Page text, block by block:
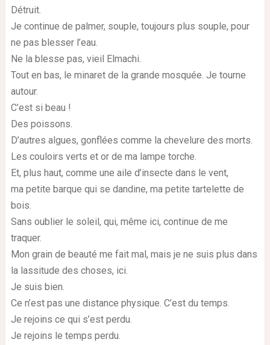
Détruit.
Je continue de palmer, souple, toujours plus souple, pour
ne pas blesser l’eau.
Ne la blesse pas, vieil Elmachi.
Tout en bas, le minaret de la grande mosquée. Je tourne
autour.
C’est si beau !
Des poissons.
D’autres algues, gonflées comme la chevelure des morts.
Les couloirs verts et or de ma lampe torche.
Et, plus haut, comme une aile d’insecte dans le vent,
ma petite barque qui se dandine, ma petite tartelette de
bois.
Sans oublier le soleil, qui, même ici, continue de me
traquer.
Mon grain de beauté me fait mal, mais je ne suis plus dans
la lassitude des choses, ici.
Je suis bien.
Ce n’est pas une distance physique. C’est du temps.
Je rejoins ce qui s’est perdu.
Je rejoins le temps perdu.